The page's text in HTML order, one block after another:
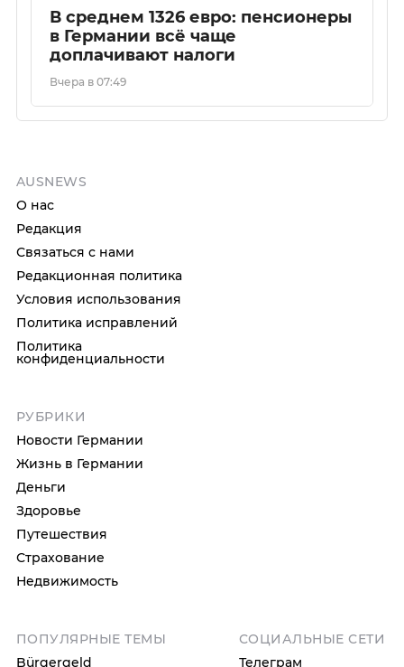
В среднем 1326 евро: пенсионеры
в Германии всё чаще
доплачивают налоги
Вчера в 07:49
AUSNEWS
О нас
Редакция
Связаться с нами
Редакционная политика
Условия использования
Политика исправлений
Политика
конфиденциальности
РУБРИКИ
Новости Германии
Жизнь в Германии
Деньги
Здоровье
Путешествия
Страхование
Недвижимость
ПОПУЛЯРНЫЕ ТЕМЫ
Bürgergeld
СОЦИАЛЬНЫЕ СЕТИ
Телеграм